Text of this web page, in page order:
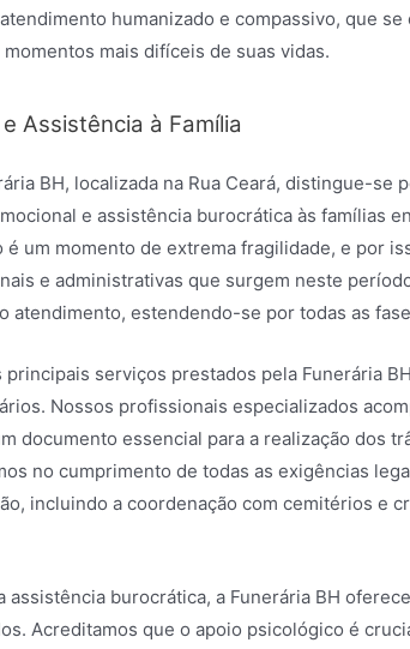
humanizado e compassivo, que
momentos mais difíceis de suas vidas.
Assistência à Família
BH, localizada na Rua Ceará, distingue-
e assistência burocrática às famílias
é um momento de extrema fragilidade, e por
e administrativas que surgem neste
atendimento, estendendo-se por todas as
principais serviços prestados pela Funerária
Nossos profissionais especializados
documento essencial para a realização dos
no cumprimento de todas as exigências
incluindo a coordenação com cemitérios e
assistência burocrática, a Funerária BH
Acreditamos que o apoio psicológico é